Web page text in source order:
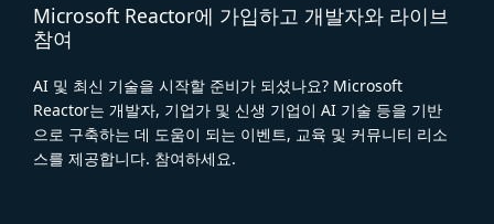
Microsoft Reactor에 가입하고 개발자와 라이브
참여
AI 및 최신 기술을 시작할 준비가 되셨나요? Microsoft
Reactor는 개발자, 기업가 및 신생 기업이 AI 기술 등을 기반
으로 구축하는 데 도움이 되는 이벤트, 교육 및 커뮤니티 리소
스를 제공합니다. 참여하세요.